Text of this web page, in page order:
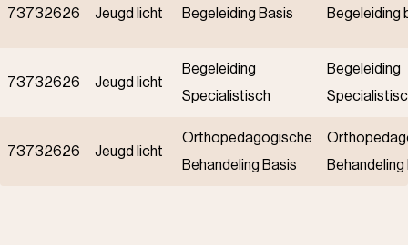
73732626 Jeugd licht Begeleiding Basis Begeleiding
73732626 Jeugd licht
Begeleiding
Specialistisch
Begeleiding
73732626 Jeugd licht
Orthopedagogische
Behandeling Basis
Behandeling